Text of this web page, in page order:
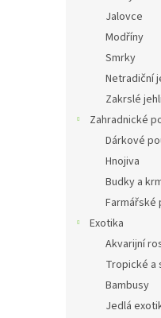
Jalovce
Modříny
Smrky
Netradiční
Zakrslé
Zahradnické
Dárkové
Hnojiva
Budky a
Farmářské
Exotika
Akvarijní
Tropické
Bambusy
Jedlá